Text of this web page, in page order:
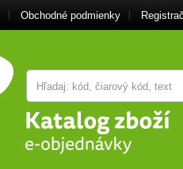
Obchodné podmienky